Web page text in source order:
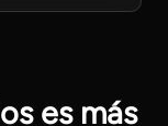
es más